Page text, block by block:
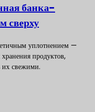
банка-
сверху
уплотнением —
продуктов,
их свежими.